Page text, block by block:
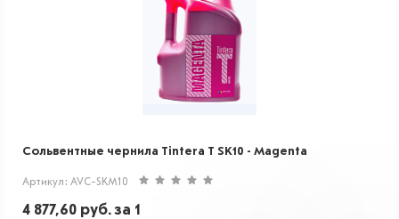
Cольвентные чернила Tintera T SK10 - Magenta
Артикул: AVC-SKM10
4 877,60 руб.за 1